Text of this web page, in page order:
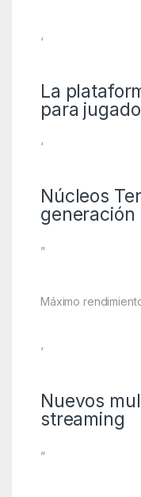
‘
La
para
‘
Núcleos
generación
”
Máximo
‘
Nuevos
streaming
”